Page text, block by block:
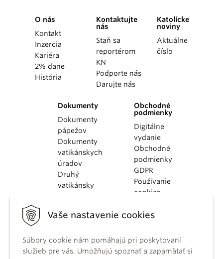
Vaše nastavenie cookies
Súbory cookie nám pomáhajú pri poskytovaní
služieb pre vás. Umožňujú spoznať a zapamätať si
O nás
Kontakt
Inzercia
Kariéra
2% dane
História
Kontaktujte
nás
Staň sa
reportérom
KN
Podporte nás
Darujte nás
Katolícke
noviny
Aktuálne
číslo
Dokumenty
Dokumenty
pápežov
Dokumenty
vatikánskych
úradov
Druhý
vatikánsky
KBS
kánonického
práva
Obchodné
podmienky
Digitálne
vydanie
Obchodné
podmienky
GDPR
Používanie
cookies